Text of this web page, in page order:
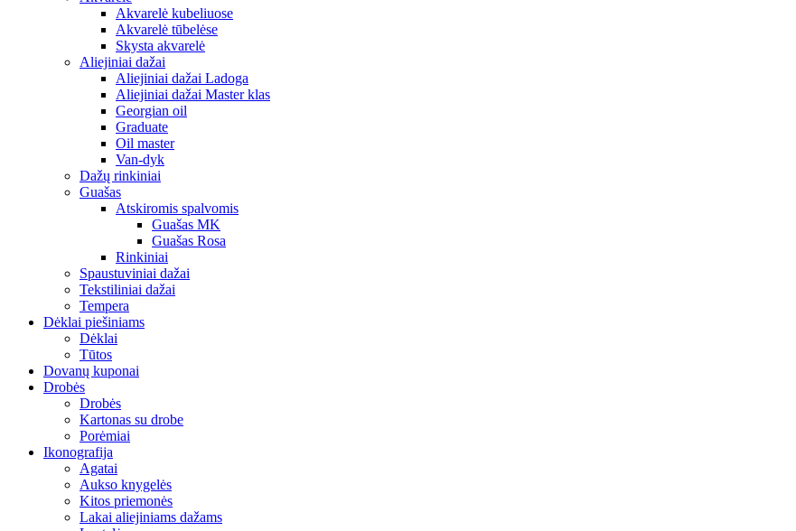
Akvarelė kubeliuose
Akvarelė tūbelėse
Skysta akvarelė
Aliejiniai dažai
Aliejiniai dažai Ladoga
Aliejiniai dažai Master klas
Georgian oil
Graduate
Oil master
Van-dyk
Dažų rinkiniai
Guašas
Atskiromis spalvomis
Guašas MK
Guašas Rosa
Rinkiniai
Spaustuviniai dažai
Tekstiliniai dažai
Tempera
Dėklai piešiniams
Dėklai
Tūtos
Dovanų kuponai
Drobės
Drobės
Kartonas su drobe
Porėmiai
Ikonografija
Agatai
Aukso knygelės
Kitos priemonės
Lakai aliejiniams dažams